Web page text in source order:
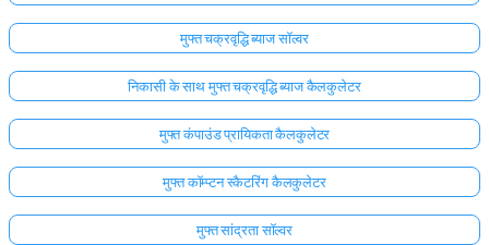
मुफ्त चक्रवृद्धि ब्याज सॉल्वर
निकासी के साथ मुफ्त चक्रवृद्धि ब्याज कैलकुलेटर
मुफ्त कंपाउंड प्रायिकता कैलकुलेटर
मुफ्त कॉम्प्टन स्कैटरिंग कैलकुलेटर
मुफ्त सांद्रता सॉल्वर